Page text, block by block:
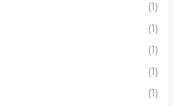
(1)
(1)
(1)
(1)
(1)